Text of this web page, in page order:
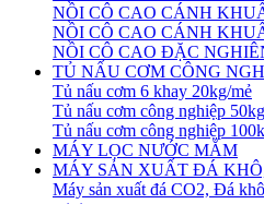
NỒI CÔ CAO CÁNH
NỒI CÔ CAO CÁNH
NỒI CÔ CAO ĐẶC
TỦ NẤU CƠM CÔNG
Tủ nấu cơm 6 khay 20kg/mẻ
Tủ nấu cơm công nghiệp
Tủ nấu cơm công nghiệp
MÁY LỌC NƯỚC MẮM
MÁY SẢN XUẤT ĐÁ
Máy sản xuất đá CO2, Đá